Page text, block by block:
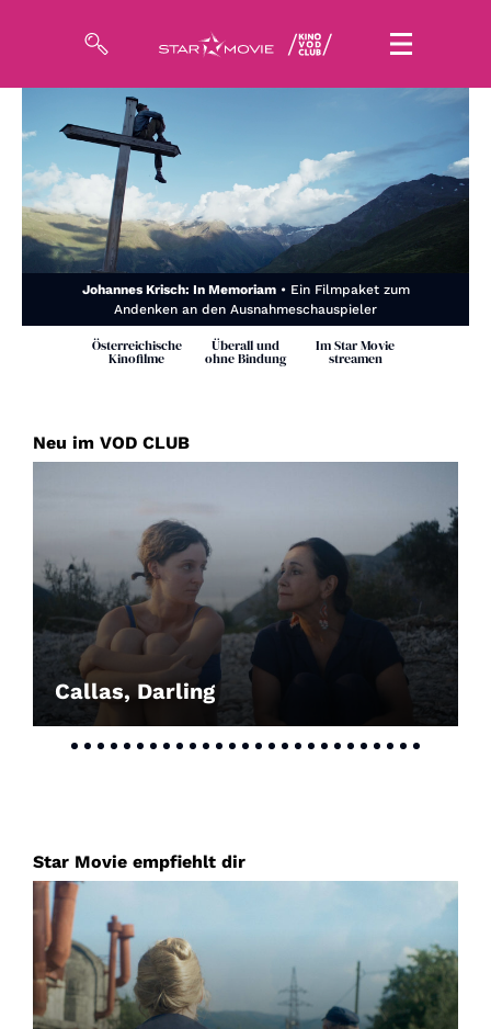
Filme
Magazin
Kuratierungen
VOD-Events
So geht’s
Gutscheine
& Filmpässe
Suche
Johannes Krisch: In Memoriam• Ein Filmpaket zum
Andenken an den Ausnahmeschauspieler
Österreichische
Kinofilme
Überall und
ohne Bindung
Im Star Movie
streamen
Neu im VOD CLUB
Callas, Darling
Star Movie empfiehlt dir